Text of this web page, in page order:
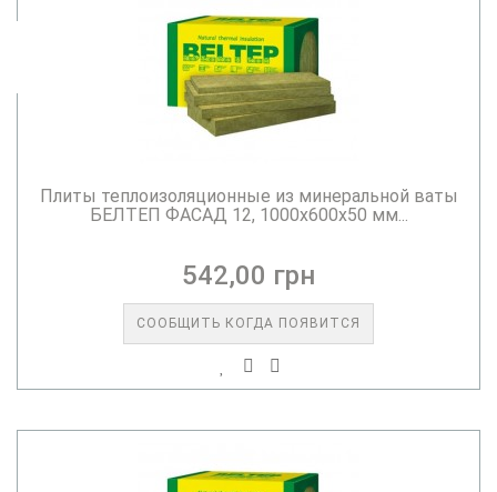
Плиты теплоизоляционные из минеральной ваты
БЕЛТЕП ФАСАД 12, 1000х600х50 мм...
542,00 грн
СООБЩИТЬ КОГДА ПОЯВИТСЯ